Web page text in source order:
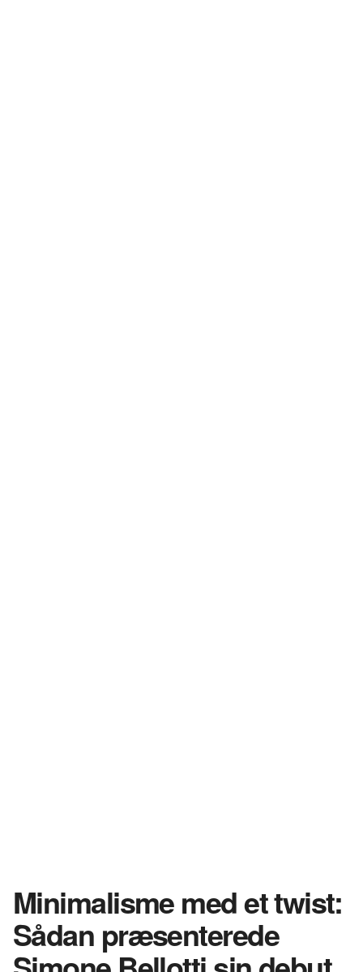
Minimalisme med et twist:
Sådan præsenterede